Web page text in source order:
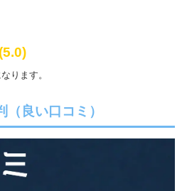
5.0
ります。
良い口コミ）